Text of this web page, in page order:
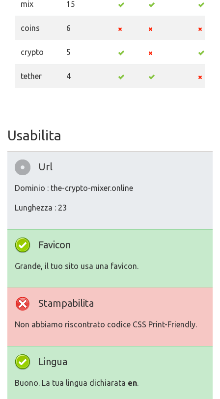
mix 15
coins 6
crypto 5
tether 4
Usabilita
Url
Dominio : the-crypto-mixer.online
Lunghezza : 23
Favicon
Grande, il tuo sito usa una favicon.
Stampabilita
Non abbiamo riscontrato codice CSS Print-Friendly.
Lingua
Buono. La tua lingua dichiarata en.